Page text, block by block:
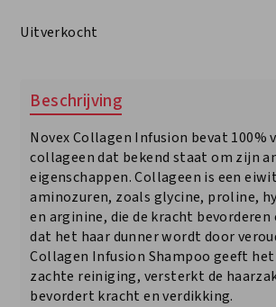
€7.95.
Uitverkocht
Beschrijving
Novex Collagen Infusion bevat 100%
collageen dat bekend staat om zijn
eigenschappen. Collageen is een
aminozuren, zoals glycine, proline,
en arginine, die de kracht bevorderen
dat het haar dunner wordt door
Collagen Infusion Shampoo geeft het
zachte reiniging, versterkt de
bevordert kracht en verdikking.